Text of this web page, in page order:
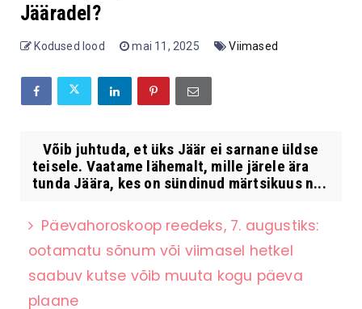
Jääradel?
Kodused lood mai 11, 2025 Viimased
Võib juhtuda, et üks Jäär ei sarnane üldse
teisele. Vaatame lähemalt, mille järele ära
tunda Jäära, kes on sündinud märtsikuus n...
Päevahoroskoop reedeks, 7. augustiks:
ootamatu sõnum või viimasel hetkel
saabuv kutse võib muuta kogu päeva
plaane